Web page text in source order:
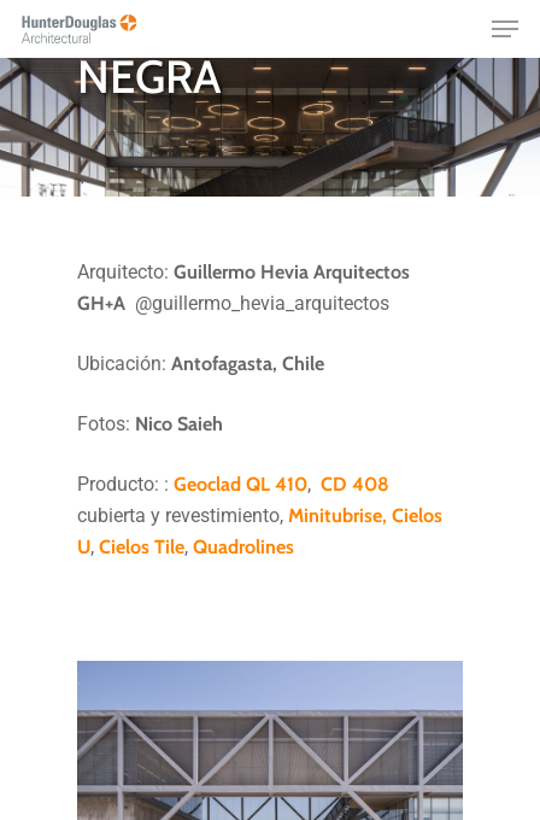
Skip
main
content
KOMATSU LA
NEGRA
Arquitecto:Guillermo Hevia Arquitectos
GH+A @guillermo_hevia_arquitectos
Ubicación:Antofagasta, Chile
Fotos: Nico Saieh
Producto: :Geoclad QL 410,CD 408
cubierta y revestimiento,Minitubrise, Cielos
U,Cielos Tile,Quadrolines